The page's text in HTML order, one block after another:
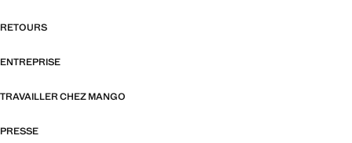
RETOURS
ENTREPRISE
TRAVAILLER CHEZ MANGO
PRESSE